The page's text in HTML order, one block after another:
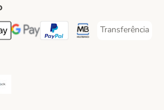
MethodPayment Method
Pay Payment Method
Google Pay Payment Method
PayPal Payment Method
Multibanco Payment
Transferência
Transferência
Method
Shipping Method